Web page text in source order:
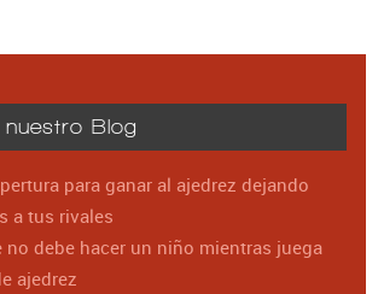
Blog
para ganar al ajedrez dejando
a tus rivales
no debe hacer un niño mientras juega
ajedrez